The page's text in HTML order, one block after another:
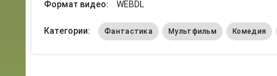
Формат видео: WEBDL
Категории: Фантастика Мультфильм Комедия